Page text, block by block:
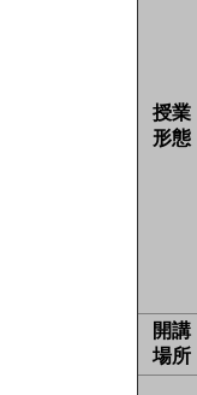
授業
形態
開講
場所